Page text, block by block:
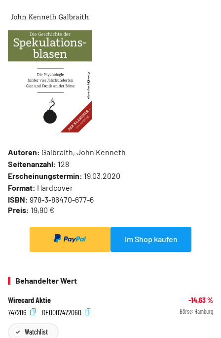
Autoren: Galbraith, John Kenneth
Seitenanzahl: 128
Erscheinungstermin: 19.03.2020
Format: Hardcover
ISBN: 978-3-86470-677-6
Preis: 19,90 €
Im Shop kaufen
Behandelter Wert
Wirecard Aktie -14,63%
747206
DE0007472060 Börse: Hamburg
Watchlist